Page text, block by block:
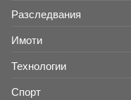
Разследвания
Имоти
Технологии
Спорт